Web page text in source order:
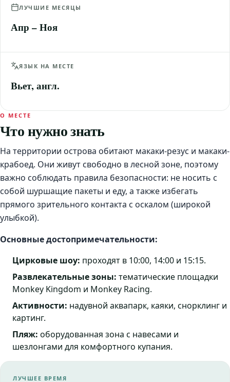
ЛУЧШИЕ МЕСЯЦЫ
Апр – Ноя
ЯЗЫК НА МЕСТЕ
Вьет, англ.
О МЕСТЕ
Что нужно знать
На территории острова обитают макаки-резус и макаки-
крабоед. Они живут свободно в лесной зоне, поэтому
важно соблюдать правила безопасности: не носить с
собой шуршащие пакеты и еду, а также избегать
прямого зрительного контакта с оскалом (широкой
улыбкой).
Основные достопримечательности:
Цирковые шоу: проходят в 10:00, 14:00 и 15:15.
Развлекательные зоны: тематические площадки
Monkey Kingdom и Monkey Racing.
Активности: надувной аквапарк, каяки, снорклинг и
картинг.
Пляж: оборудованная зона с навесами и
шезлонгами для комфортного купания.
ЛУЧШЕЕ ВРЕМЯ